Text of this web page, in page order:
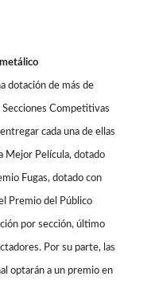
dotación de más de
Competitivas
cada una de ellas
Mejor Película, dotado
Fugas, dotado con
Premio del Público
por sección, último
Por su parte, las
optarán a un premio en